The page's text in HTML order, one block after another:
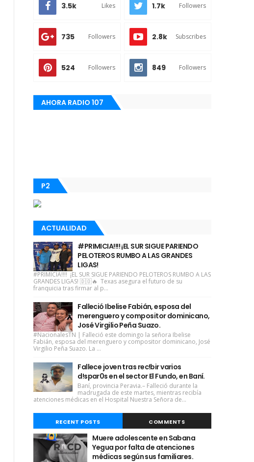
3.5k Likes 1.7k Followers
735 Followers 2.8k Subscribes
524 Followers 849 Followers
AHORA RADIO 107
P2
ACTUALIDAD
#PRIMICIA!!!! ¡EL SUR SIGUE PARIENDO
PELOTEROS RUMBO A LAS GRANDES
LIGAS!
#PRIMICIA!!!! ¡EL SUR SIGUE PARIENDO PELOTEROS RUMBO A LAS
GRANDES LIGAS! 🇩🇴🔥 Texas asegura el futuro de su
franquicia tras firmar al p...
Falleció Ibelise Fabián, esposa del
merenguero y compositor dominicano,
José Virgilio Peña Suazo.
#NacionalesTN | Falleció este domingo la señora Ibelise
Fabián, esposa del merenguero y compositor dominicano, José
Virgilio Peña Suazo. La ...
Fallece joven tras rec!bir varios
d!spar0s en el sector El Fundo, en Baní.
Baní, provincia Peravia.– Falleció durante la
madrugada de este martes, mientras recibía
atenciones médicas en el Hospital Nuestra Señora de...
RECENT POSTS COMMENTS
Muere adolescente en Sabana
Yegua por falta de atenciones
médicas según sus familiares.